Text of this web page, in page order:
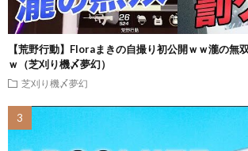
【荒野行動】Floraまきの自撮り初公開ｗｗ瀧の無
ｗ（芝刈り機〆夢幻）
芝刈り機〆夢幻